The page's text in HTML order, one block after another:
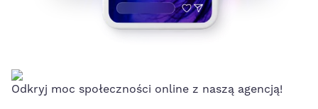
Odkryj moc społeczności online z naszą agencją!